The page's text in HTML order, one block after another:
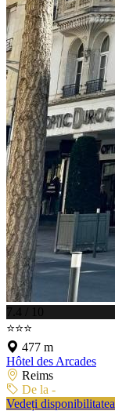
7.4 / 10
⭐⭐⭐
477 m
Hôtel des Arcades
Reims
De la -
Vedeți disponibilitatea